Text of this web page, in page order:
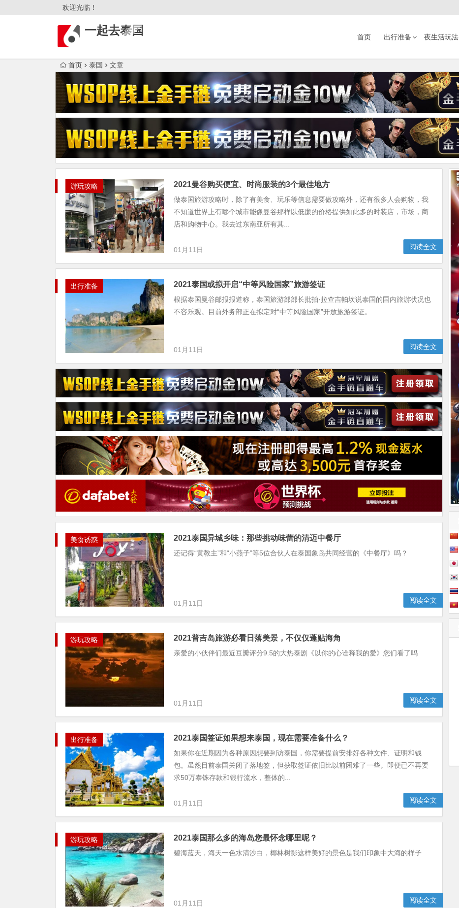
欢迎光临！
一起去泰国 首页 出行准备 夜生活玩法
首页 泰国 文章
游玩攻略 2021曼谷购买便宜、时尚服装的3个最佳地方
做泰国旅游攻略时，除了有美食、玩乐等信息需要做攻略外，还有很多人会购物，我
不知道世界上有哪个城市能像曼谷那样以低廉的价格提供如此多的时装店，市场，商
店和购物中心。我去过东南亚所有其...
01月11日 阅读全文
出行准备 2021泰国或拟开启“中等风险国家”旅游签证
根据泰国曼谷邮报报道称，泰国旅游部部长批拍·拉查吉帕坎说泰国的国内旅游状况也
不容乐观。目前外务部正在拟定对“中等风险国家”开放旅游签证。
01月11日 阅读全文
美食诱惑 2021泰国异城乡味：那些挑动味蕾的清迈中餐厅
还记得“黄教主”和“小燕子”等5位合伙人在泰国象岛共同经营的《中餐厅》吗？
01月11日 阅读全文
游玩攻略 2021普吉岛旅游必看日落美景，不仅仅蓬贴海角
亲爱的小伙伴们最近豆瓣评分9.5的大热泰剧《以你的心诠释我的爱》您们看了吗
01月11日 阅读全文
出行准备 2021泰国签证如果想来泰国，现在需要准备什么？
如果你在近期因为各种原因想要到访泰国，你需要提前安排好各种文件、证明和钱
包。虽然目前泰国关闭了落地签，但获取签证依旧比以前困难了一些。即便已不再要
求50万泰铢存款和银行流水，整体的...
01月11日 阅读全文
游玩攻略 2021泰国那么多的海岛您最怀念哪里呢？
碧海蓝天，海天一色水清沙白，椰林树影这样美好的景色是我们印象中大海的样子
01月11日 阅读全文